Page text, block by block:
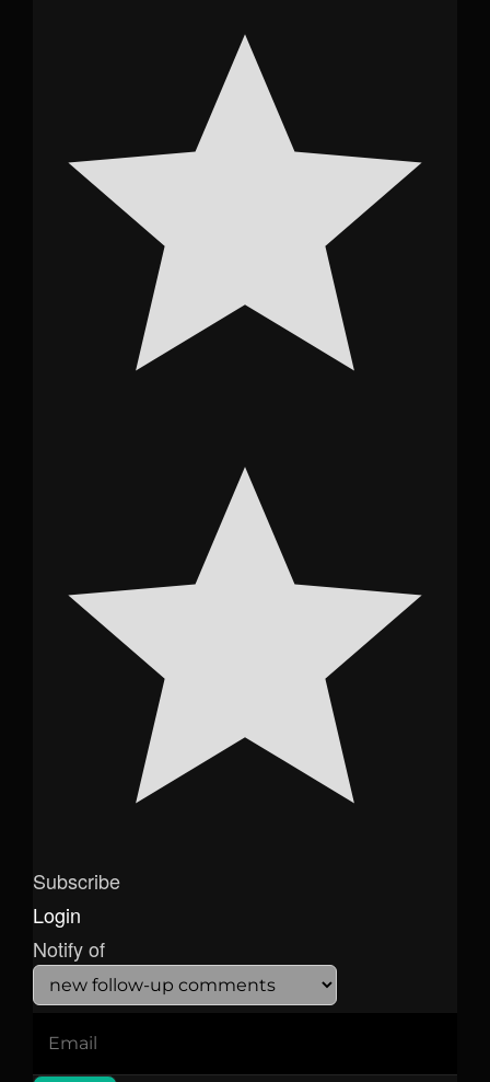
Subscribe
Login
Notify of